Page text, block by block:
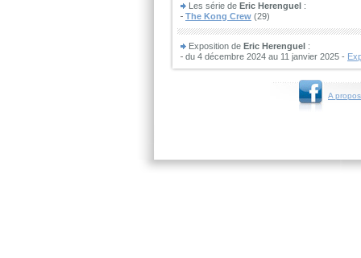
Les série de Eric Herenguel :
The Kong Crew (29)
Exposition de Eric Herenguel :
du 4 décembre 2024 au 11 janvier 2025 -
A